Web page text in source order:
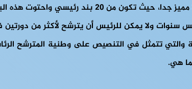
واعتبر الأستاذ أحمد الحافظ في مداخلته بأن
سنوات ولا يمكن للرئيس أن يترشح لأكثر من
والتي تتمثل في التنصيص على وطنية
هي.